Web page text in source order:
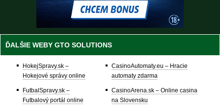
ĎALŠIE WEBY GTO SOLUTIONS
HokejSpravy.sk –
Hokejové správy online
FutbalSpravy.sk –
Futbalový portál online
CasinoAutomaty.eu – Hracie
automaty zdarma
CasinoArena.sk – Online casina
na Slovensku